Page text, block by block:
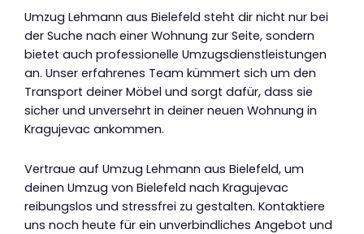
Umzug Lehmann aus Bielefeld steht dir nicht nur bei
der Suche nach einer Wohnung zur Seite, sondern
bietet auch professionelle Umzugsdienstleistungen
an. Unser erfahrenes Team kümmert sich um den
Transport deiner Möbel und sorgt dafür, dass sie
sicher und unversehrt in deiner neuen Wohnung in
Kragujevac ankommen.
Vertraue auf Umzug Lehmann aus Bielefeld, um
deinen Umzug von Bielefeld nach Kragujevac
reibungslos und stressfrei zu gestalten. Kontaktiere
uns noch heute für ein unverbindliches Angebot und